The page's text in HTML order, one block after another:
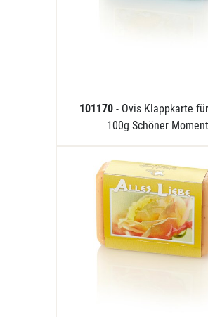
101170 - Ovis Klappkarte
100g Schöner Moment